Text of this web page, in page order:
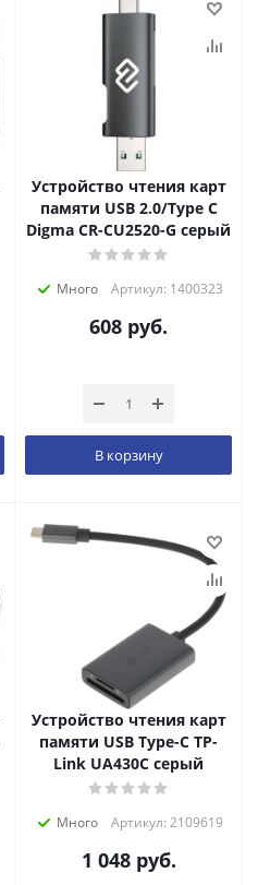
Устройство чтения карт
памяти USB 2.0/Type C
Digma CR-СU2520-G серый
Много Артикул: 1400323
608 руб.
В корзину
Устройство чтения карт
памяти USB Type-C TP-
Link UA430C серый
Много Артикул: 2109619
1 048руб.